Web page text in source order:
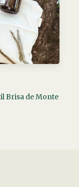
Brisa de Monte